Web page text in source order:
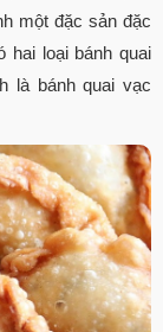
một đặc sản đặc
hai loại bánh quai
là bánh quai vạc